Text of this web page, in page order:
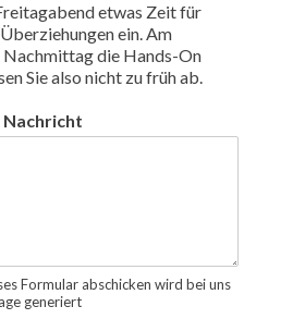
etwas Zeit für
ein. Am
Nachmittag die Hands-On
Sie also nicht zu früh ab.
Formular abschicken wird bei uns
generiert